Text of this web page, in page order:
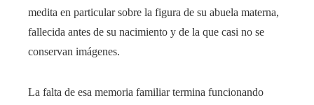
medita en particular sobre la figura de su abuela materna,
fallecida antes de su nacimiento y de la que casi no se
conservan imágenes.
La falta de esa memoria familiar termina funcionando